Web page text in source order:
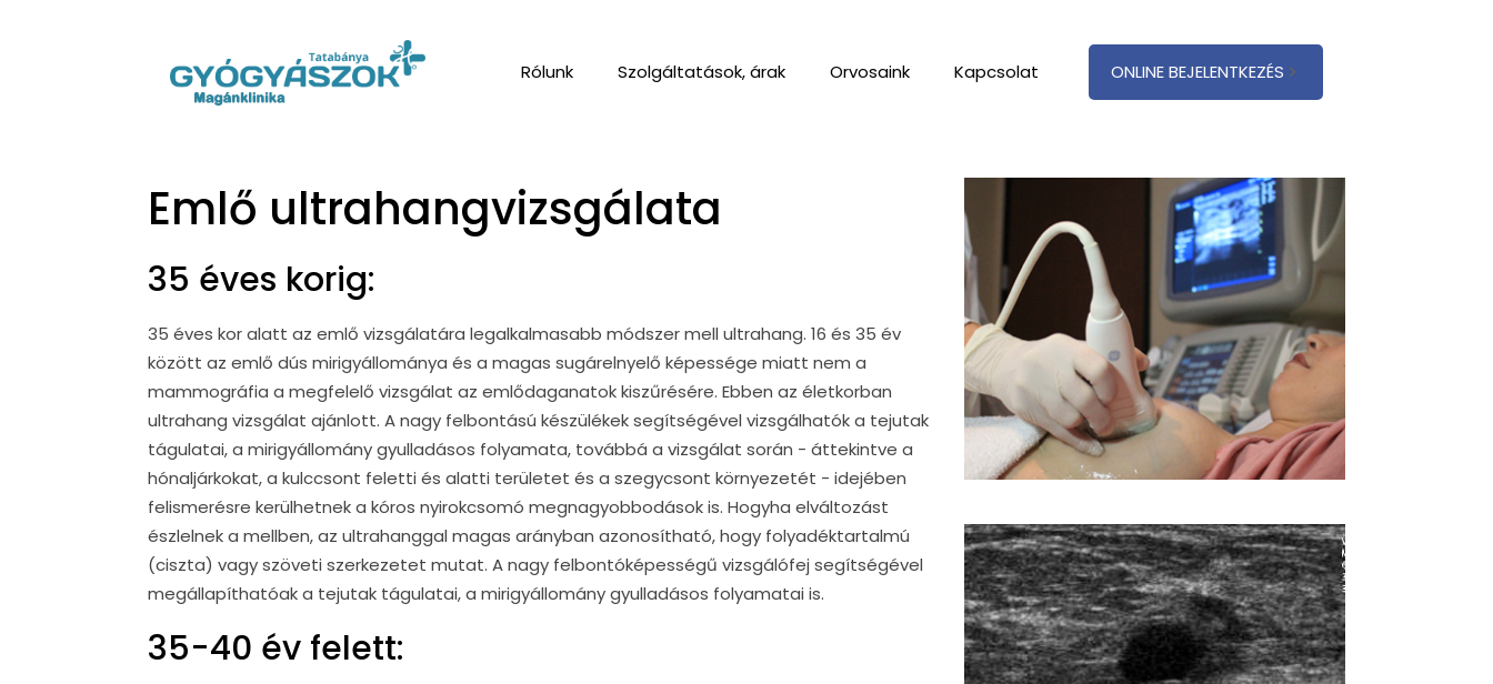
Rólunk Szolgáltatások, árak Orvosaink Kapcsolat ONLINE BEJELENTKEZÉS
Emlő ultrahangvizsgálata
35 éves korig:
35 éves kor alatt az emlő vizsgálatára legalkalmasabb módszer mell ultrahang. 16 és 35 év
között az emlő dús mirigyállománya és a magas sugárelnyelő képessége miatt nem a
mammográfia a megfelelő vizsgálat az emlődaganatok kiszűrésére. Ebben az életkorban
ultrahang vizsgálat ajánlott. A nagy felbontású készülékek segítségével vizsgálhatók a tejutak
tágulatai, a mirigyállomány gyulladásos folyamata, továbbá a vizsgálat során - áttekintve a
hónaljárkokat, a kulccsont feletti és alatti területet és a szegycsont környezetét - idejében
felismerésre kerülhetnek a kóros nyirokcsomó megnagyobbodások is. Hogyha elváltozást
észlelnek a mellben, az ultrahanggal magas arányban azonosítható, hogy folyadéktartalmú
(ciszta) vagy szöveti szerkezetet mutat. A nagy felbontóképességű vizsgálófej segítségével
megállapíthatóak a tejutak tágulatai, a mirigyállomány gyulladásos folyamatai is.
35-40 év felett: